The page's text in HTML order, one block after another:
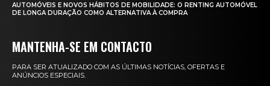
AUTOMÓVEIS E NOVOS HÁBITOS DE MOBILIDADE: O RENTING AUTOMÓVEL
DE LONGA DURAÇÃO COMO ALTERNATIVA À COMPRA
MANTENHA-SE EM CONTACTO
PARA SER ATUALIZADO COM AS ÚLTIMAS NOTÍCIAS, OFERTAS E
ANÚNCIOS ESPECIAIS.